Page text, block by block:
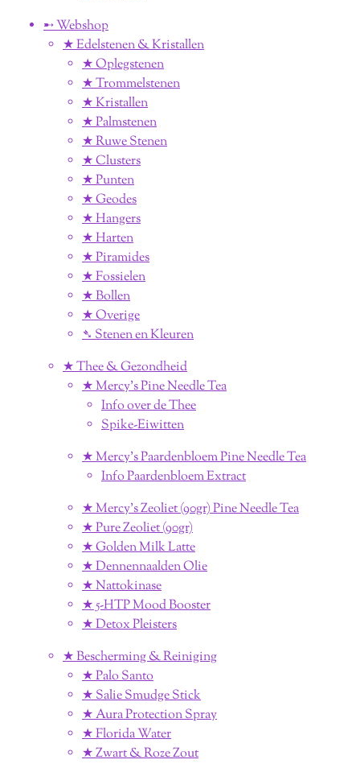
➸ Webshop
★ Edelstenen & Kristallen
★ Oplegstenen
★ Trommelstenen
★ Kristallen
★ Palmstenen
★ Ruwe Stenen
★ Clusters
★ Punten
★ Geodes
★ Hangers
★ Harten
★ Piramides
★ Fossielen
★ Bollen
★ Overige
➴ Stenen en Kleuren
★ Thee & Gezondheid
★ Mercy's Pine Needle Tea
Info over de Thee
Spike-Eiwitten
★ Mercy's Paardenbloem Pine Needle Tea
Info Paardenbloem Extract
★ Mercy's Zeoliet (90gr) Pine Needle Tea
★ Pure Zeoliet (90gr)
★ Golden Milk Latte
★ Dennennaalden Olie
★ Nattokinase
★ 5-HTP Mood Booster
★ Detox Pleisters
★ Bescherming & Reiniging
★ Palo Santo
★ Salie Smudge Stick
★ Aura Protection Spray
★ Florida Water
★ Zwart & Roze Zout